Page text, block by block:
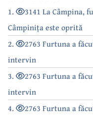
1.
3141 La Câmpina,
Câmpinița este oprită
2.
2763 Furtuna a
intervin
3.
2763 Furtuna a
intervin
4.
2763 Furtuna a